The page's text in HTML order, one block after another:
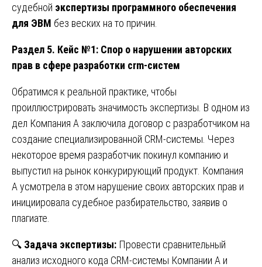
судебной экспертизы программного обеспечения
для ЭВМ без веских на то причин.
Раздел 5. Кейс №1: Спор о нарушении авторских
прав в сфере разработки crm-систем
Обратимся к реальной практике, чтобы
проиллюстрировать значимость экспертизы. В одном из
дел Компания А заключила договор с разработчиком на
создание специализированной CRM-системы. Через
некоторое время разработчик покинул компанию и
выпустил на рынок конкурирующий продукт. Компания
А усмотрела в этом нарушение своих авторских прав и
инициировала судебное разбирательство, заявив о
плагиате.
🔍 Задача экспертизы: Провести сравнительный
анализ исходного кода CRM-системы Компании А и